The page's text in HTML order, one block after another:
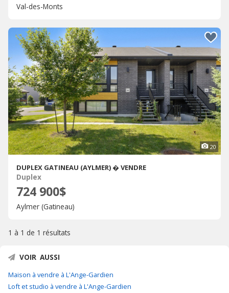
Val-des-Monts
20
DUPLEX GATINEAU (AYLMER) � VENDRE
Duplex
724 900$
Aylmer (Gatineau)
1 à 1 de 1 résultats
VOIR AUSSI
Maison à vendre à L'Ange-Gardien
Loft et studio à vendre à L'Ange-Gardien